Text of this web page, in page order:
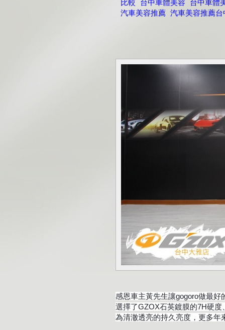
比較 台中車體美容 台中車體
汽車美容推薦 汽車美容推薦台
感恩車主黃先生讓gogoro做最好
選擇了GZOX石英鍍膜的7H硬
為清澈透亮的持久亮度，更多年